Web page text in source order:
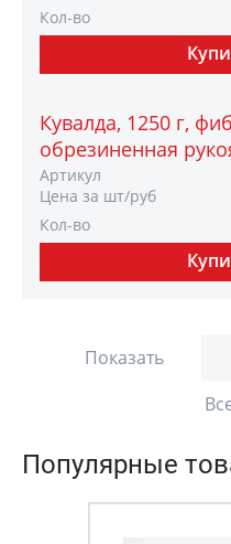
Кол-во
Кувалда, 1250 г,
обрезиненная
Артикул
Цена за шт/руб
Кол-во
Показать
Популярные